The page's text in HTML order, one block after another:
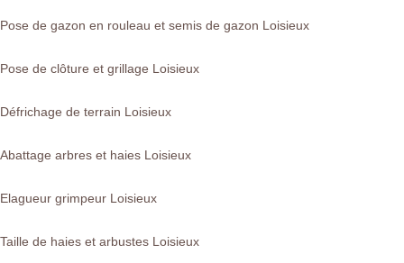
Pose de gazon en rouleau et semis de gazon Loisieux
Pose de clôture et grillage Loisieux
Défrichage de terrain Loisieux
Abattage arbres et haies Loisieux
Elagueur grimpeur Loisieux
Taille de haies et arbustes Loisieux